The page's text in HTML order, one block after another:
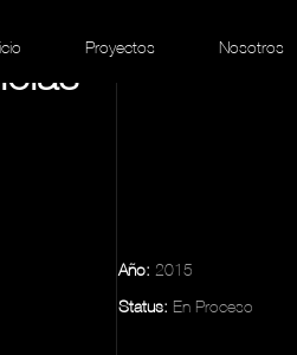
Proyectos Nosotros
Año: 2015
Status: En Proceso